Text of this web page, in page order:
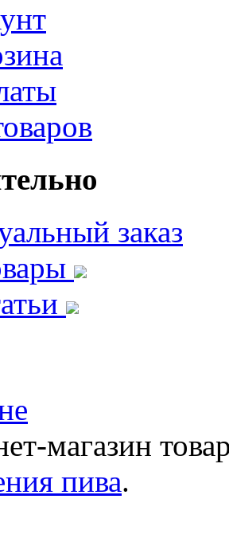
заказ
магазин
пива.